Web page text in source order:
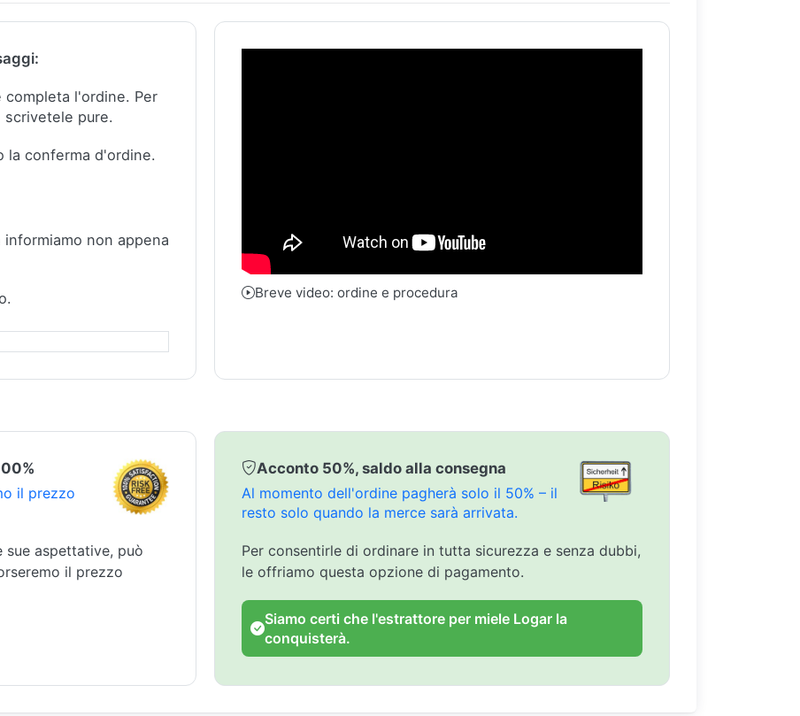
l'ordine. Per
pure.
la conferma d'ordine.
non appena
Breve video: ordine e procedura
il prezzo
aspettative, può
il prezzo
Acconto 50%, saldo alla consegna
Al momento dell'ordine pagherà solo il 50% – il
resto solo quando la merce sarà arrivata.
Per consentirle di ordinare in tutta sicurezza e senza dubbi,
le offriamo questa opzione di pagamento.
Siamo certi che l'estrattore per miele Logar la
conquisterà.